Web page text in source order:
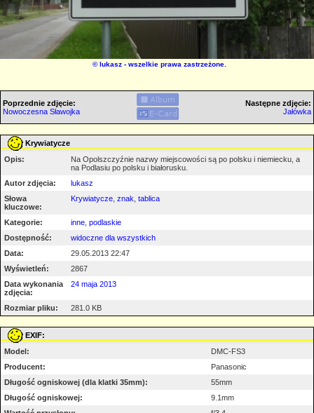
©lukasz- wszelkie prawa zastrzeżone.
Poprzednie zdjęcie:
Nowoczesna Sławojka
Następne zdjęcie:
Jałówka
Krywiatycze
Opis:
Na Opolszczyźnie nazwy miejscowości są po polsku i niemiecku, a
na Podlasiu po polsku i białorusku.
Autor zdjęcia:
lukasz
Słowa
kluczowe:
Krywiatycze znak tablica
Kategorie: inne podlaskie
Dostępność:
widoczne dla wszystkich
Data:
29.05.2013 22:47
Wyświetleń:
2867
Data wykonania
zdjęcia:
24 maja 2013
Rozmiar pliku: 281.0 KB
EXIF:
Model:
DMC-FS3
Producent:
Panasonic
Długość ogniskowej (dla klatki 35mm):
55mm
Długość ogniskowej:
9.1mm